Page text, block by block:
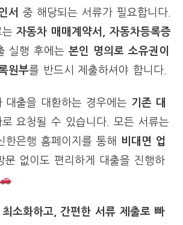
서
중 해당되는 서류가 필요합니다.
는자동차 매매계약서, 자동차등록증
실행 후에는본인 명의로 소유권이
원부를 반드시 제출하셔야 합니다.
대출을 대환하는 경우에는 기존 대
요청될 수 있습니다. 모든 서류는
한은행 홈페이지를 통해
비대면 업
문 없이도 편리하게 대출을 진행하
소화하고, 간편한 서류 제출로 빠